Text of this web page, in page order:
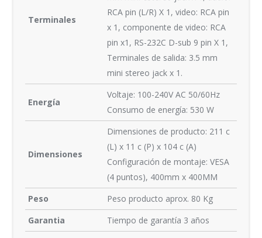
Terminales
RCA pin (L/R) X 1, video: RCA pin
x 1, componente de video: RCA
pin x1, RS-232C D-sub 9 pin X 1,
Terminales de salida: 3.5 mm
mini stereo jack x 1.
Energía
Voltaje: 100-240V AC 50/60Hz
Consumo de energía: 530 W
Dimensiones
Dimensiones de producto: 211 c
(L) x 11 c (P) x 104 c (A)
Configuración de montaje: VESA
(4 puntos), 400mm x 400MM
Peso
Peso producto aprox. 80 Kg
Garantia
Tiempo de garantía 3 años